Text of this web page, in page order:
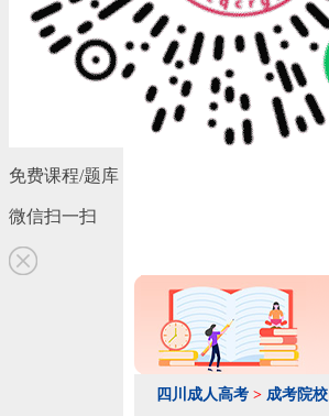
免费课程/题库
微信扫一扫
四川成人高考 > 成考院校